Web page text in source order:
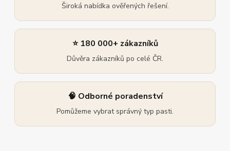
Široká nabídka ověřených řešení.
⭐ 180 000+ zákazníků
Důvěra zákazníků po celé ČR.
🧠 Odborné poradenství
Pomůžeme vybrat správný typ pasti.